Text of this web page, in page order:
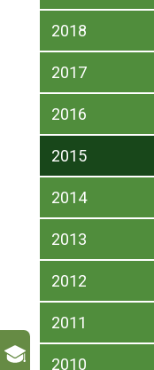
2018
2017
2016
2015
2014
2013
2012
2011
2010